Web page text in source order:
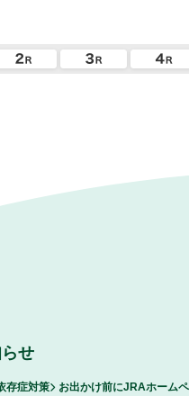
せ
存症対策 お出かけ前にJRAホーム